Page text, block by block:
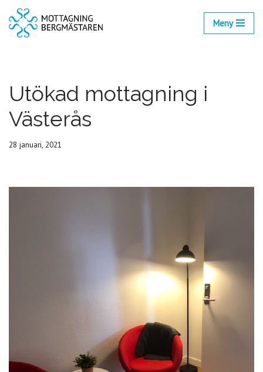
Hoppa
Meny
Utökad mottagning i
Västerås
28 januari, 2021